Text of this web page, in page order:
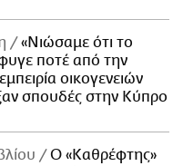
«Νιώσαμε ότι το
ποτέ από την
οικογενειών
σπουδές στην Κύπρο
Ο «Καθρέφτης»